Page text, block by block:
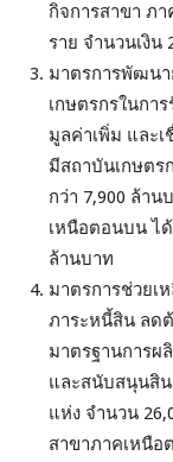
กิจการสาขา ภ
ราย จำนวนเงิน
มาตรการพัฒนา
เกษตรกรในกา
มูลค่าเพิ่ม และ
มีสถาบันเกษตร
กว่า 7,900 ล้า
เหนือตอนบน ไ
ล้านบาท
มาตรการช่วยเ
ภาระหนี้สิน ลด
มาตรฐานการผ
และสนับสนุนสิน
แห่ง จำนวน
สาขาภาคเหนือ